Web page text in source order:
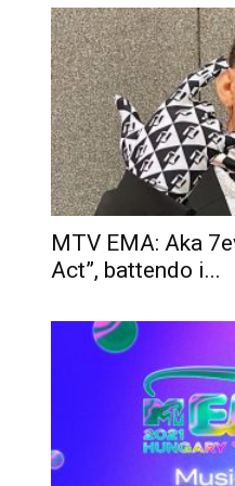
MTV EMA: Aka
Act”, battendo i...